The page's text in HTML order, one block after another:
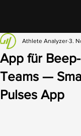
App für
Teams —
Pulses App
Athlete Analyzer 3.